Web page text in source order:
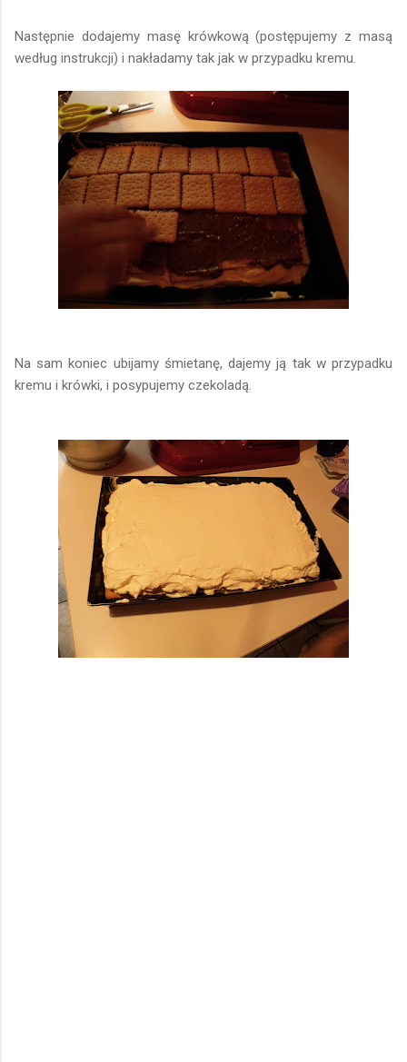
Następnie dodajemy masę krówkową (postępujemy z masą
według instrukcji) i nakładamy tak jak w przypadku kremu.
Na sam koniec ubijamy śmietanę, dajemy ją tak w przypadku
kremu i krówki, i posypujemy czekoladą.